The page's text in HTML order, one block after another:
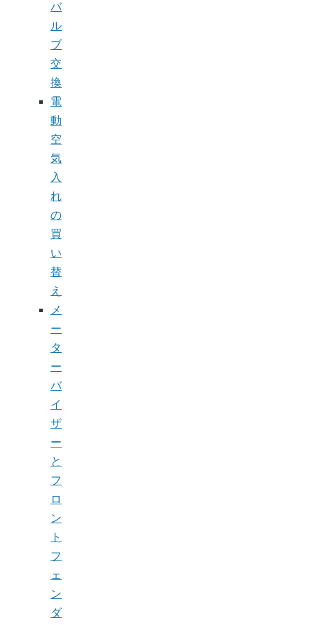
バ
ル
ブ
交
換
電
動
空
気
入
れ
の
買
い
替
え
メ
ー
タ
ー
バ
イ
ザ
ー
と
フ
ロ
ン
ト
フ
ェ
ン
ダ